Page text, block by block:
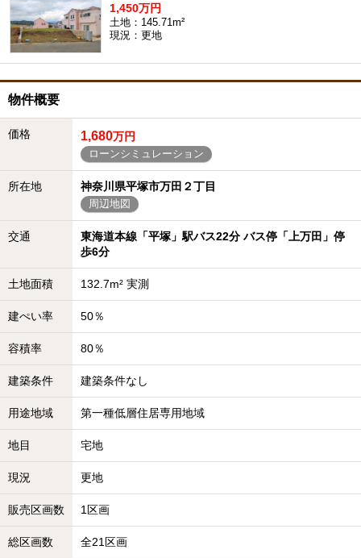
1,450万円
土地：145.71m²
現況：更地
物件概要
価格 1,680万円
ローンシミュレーション
所在地 神奈川県平塚市万田２丁目
周辺地図
交通
東海道本線「平塚」駅バス22分 バス停「上万田」停
歩6分
土地面積 132.7m² 実測
建ぺい率 50％
容積率 80％
建築条件 建築条件なし
用途地域 第一種低層住居専用地域
地目 宅地
現況 更地
販売区画数 1区画
総区画数 全21区画